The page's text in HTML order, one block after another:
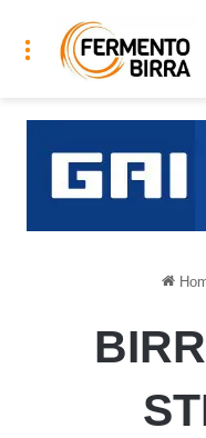
Menu